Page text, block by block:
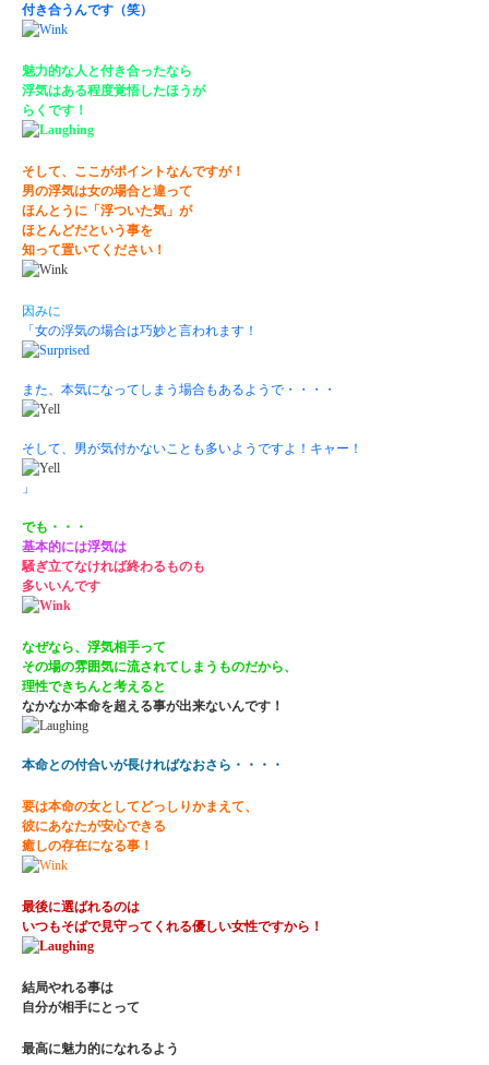
付き合うんです（笑）
魅力的な人と付き合ったなら
浮気はある程度覚悟したほうが
らくです！
そして、ここがポイントなんですが！
男の浮気は女の場合と違って
ほんとうに「浮ついた気」が
ほとんどだという事を
知って置いてください！
因みに
「女の浮気の場合は巧妙と言われます！
また、本気になってしまう場合もあるようで・・・・
そして、男が気付かないことも多いようですよ！キャー！
」
でも・・・
基本的には浮気は
騒ぎ立てなければ終わるものも
多いいんです
なぜなら、浮気相手って
その場の雰囲気に流されてしまうものだから、
理性できちんと考えると
なかなか本命を超える事が出来ないんです！
本命との付合いが長ければなおさら・・・・
要は本命の女としてどっしりかまえて、
彼にあなたが安心できる
癒しの存在になる事！
最後に選ばれるのは
いつもそばで見守ってくれる優しい女性ですから！
結局やれる事は
自分が相手にとって
最高に魅力的になれるよう